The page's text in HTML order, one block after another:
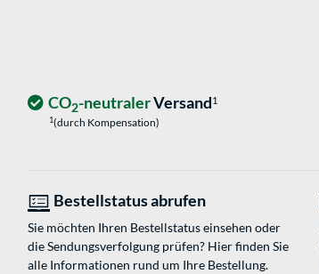
CO2-neutralerVersand1
1(durch Kompensation)
Bestellstatus abrufen
Sie möchten Ihren Bestellstatus einsehen oder
die Sendungsverfolgung prüfen? Hier finden Sie
alle Informationen rund um Ihre Bestellung.